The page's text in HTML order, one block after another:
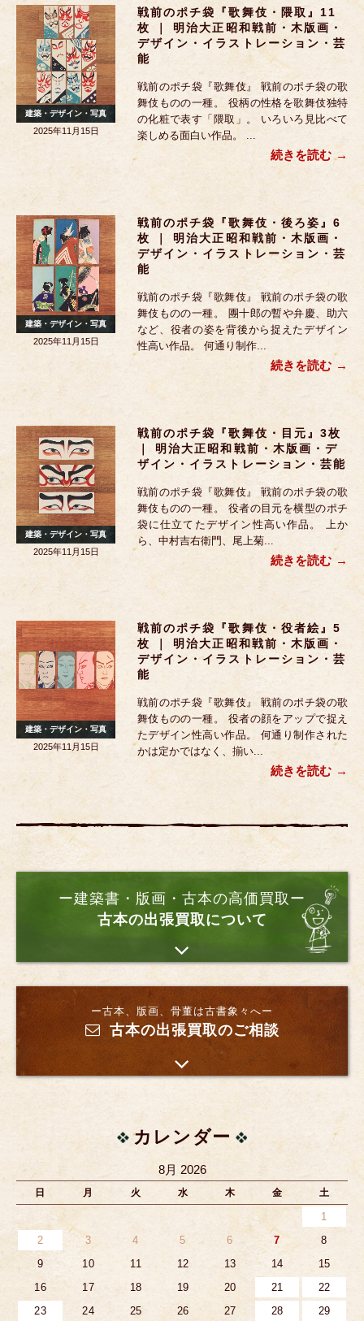
戦前のポチ袋『歌舞伎・隈取』11
枚 ｜ 明治大正昭和戦前・木版画・
デザイン・イラストレーション・芸
能
戦前のポチ袋『歌舞伎』 戦前のポチ袋の歌
舞伎ものの一種。 役柄の性格を歌舞伎独特
の化粧で表す「隈取」。 いろいろ見比べて
楽しめる面白い作品。 ...
続きを読む
建築・デザイン・写真
2025年11月15日
戦前のポチ袋『歌舞伎・後ろ姿』6
枚 ｜ 明治大正昭和戦前・木版画・
デザイン・イラストレーション・芸
能
戦前のポチ袋『歌舞伎』 戦前のポチ袋の歌
舞伎ものの一種。 團十郎の暫や弁慶、助六
など、役者の姿を背後から捉えたデザイン
性高い作品。 何通り制作...
続きを読む
建築・デザイン・写真
2025年11月15日
戦前のポチ袋『歌舞伎・目元』3枚
｜ 明治大正昭和戦前・木版画・デ
ザイン・イラストレーション・芸能
戦前のポチ袋『歌舞伎』 戦前のポチ袋の歌
舞伎ものの一種。 役者の目元を横型のポチ
袋に仕立てたデザイン性高い作品。 上か
ら、中村吉右衛門、尾上菊...
続きを読む
建築・デザイン・写真
2025年11月15日
戦前のポチ袋『歌舞伎・役者絵』5
枚 ｜ 明治大正昭和戦前・木版画・
デザイン・イラストレーション・芸
能
戦前のポチ袋『歌舞伎』 戦前のポチ袋の歌
舞伎ものの一種。 役者の顔をアップで捉え
たデザイン性高い作品。 何通り制作された
かは定かではなく、揃い...
続きを読む
建築・デザイン・写真
2025年11月15日
ー建築書・版画・古本の高価買取ー
古本の出張買取について
ー古本、版画、骨董は古書象々へー
古本の出張買取のご相談
カレンダー
8月 2026
日 月 火 水 木 金 土
1
2
3 4 5 6 7
8
9
10 11 12 13 14
15
16
17 18 19 20 21
22
23
24 25 26 27 28
29